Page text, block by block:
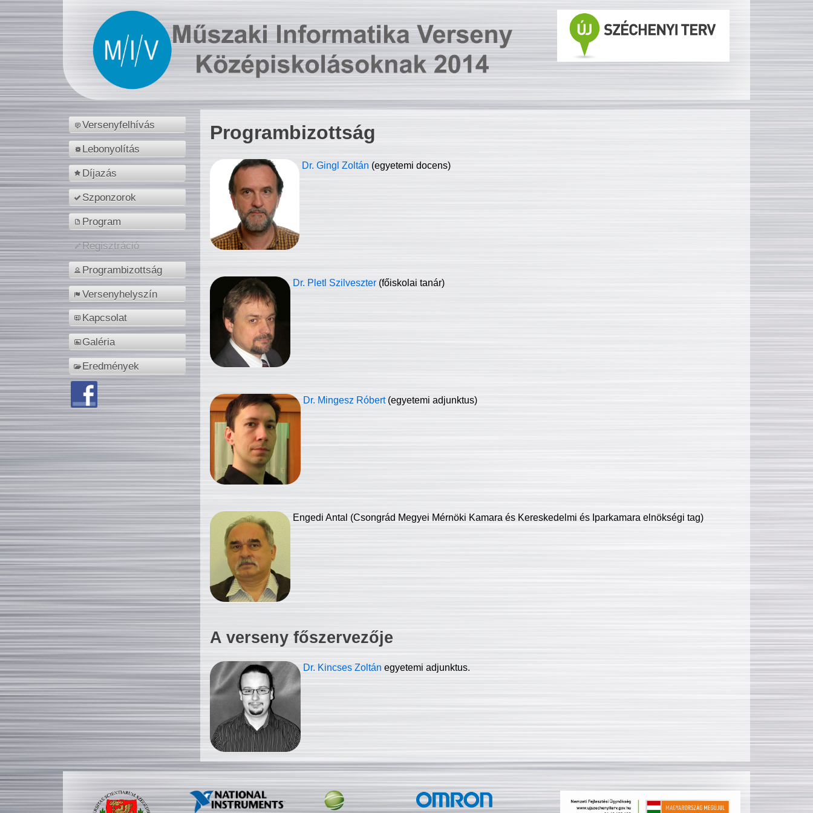
Versenyfelhívás
Lebonyolítás
Díjazás
Szponzorok
Program
Regisztráció
Programbizottság
Versenyhelyszín
Kapcsolat
Galéria
Eredmények
Programbizottság
Dr. Gingl Zoltán (egyetemi docens)
Dr. Pletl Szilveszter (főiskolai tanár)
Dr. Mingesz Róbert (egyetemi adjunktus)
Engedi Antal (Csongrád Megyei Mérnöki Kamara és Kereskedelmi és Iparkamara elnökségi tag)
A verseny főszervezője
Dr. Kincses Zoltán egyetemi adjunktus.